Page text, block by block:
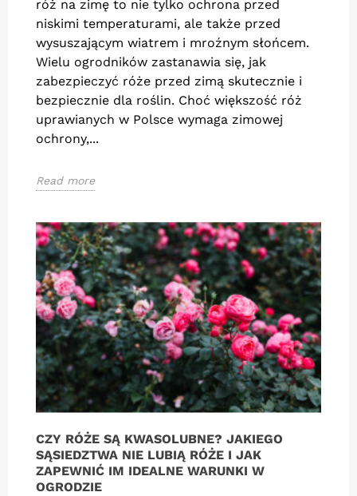
róż na zimę to nie tylko ochrona przed
niskimi temperaturami, ale także przed
wysuszającym wiatrem i mroźnym słońcem.
Wielu ogrodników zastanawia się, jak
zabezpieczyć róże przed zimą skutecznie i
bezpiecznie dla roślin. Choć większość róż
uprawianych w Polsce wymaga zimowej
ochrony,...
Read more
CZY RÓŻE SĄ KWASOLUBNE? JAKIEGO
SĄSIEDZTWA NIE LUBIĄ RÓŻE I JAK
ZAPEWNIĆ IM IDEALNE WARUNKI W
OGRODZIE